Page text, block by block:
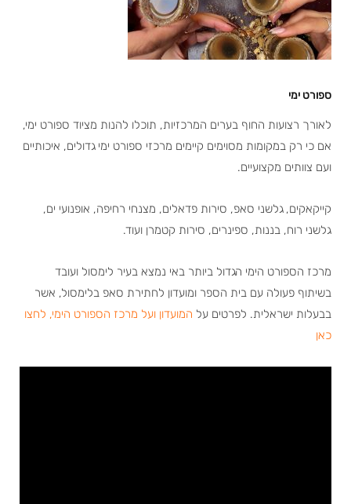
ספורט ימי
לאורך רצועות החוף בערים המרכזיות, תוכלו להנות מציוד ספורט ימי,
אם כי רק במקומות מסוימים קיימים מרכזי ספורט ימי גדולים, איכותיים
ועם צוותים מקצועיים.
קייקאקים, גלשני סאפ, סירות פדאלים, מצנחי רחיפה, אופנועי ים,
גלשני רוח, בננות, ספינרים, סירות קטמרן ועוד.
מרכז הספורט הימי הגדול ביותר באי נמצא בעיר לימסול ועובד
בשיתוף פעולה עם בית הספר ומועדון לחתירת סאפ בלימסול, אשר
בבעלות ישראלית. לפרטים על המועדון ועל מרכז הספורט הימי, לחצו
כאן